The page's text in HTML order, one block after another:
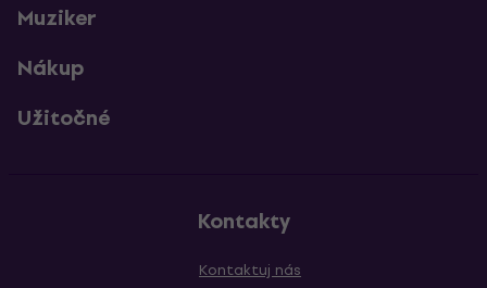
Muziker
Nákup
Užitočné
Kontakty
Kontaktuj nás